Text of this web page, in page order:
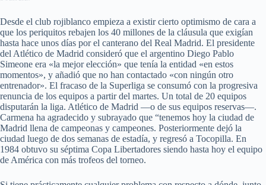
Desde el club rojiblanco empieza a existir cierto optimismo de cara a
que los periquitos rebajen los 40 millones de la cláusula que exigían
hasta hace unos días por el canterano del Real Madrid. El presidente
del Atlético de Madrid consideró que el argentino Diego Pablo
Simeone era «la mejor elección» que tenía la entidad «en estos
momentos», y añadió que no han contactado «con ningún otro
entrenador». El fracaso de la Superliga se consumó con la progresiva
renuncia de los equipos a partir del martes. Un total de 20 equipos
disputarán la liga. Atlético de Madrid —o de sus equipos reservas—.
Carmena ha agradecido y subrayado que “tenemos hoy la ciudad de
Madrid llena de campeonas y campeones. Posteriormente dejó la
ciudad luego de dos semanas de estadía, y regresó a Tocopilla. En
1984 obtuvo su séptima Copa Libertadores siendo hasta hoy el equipo
de América con más trofeos del torneo.